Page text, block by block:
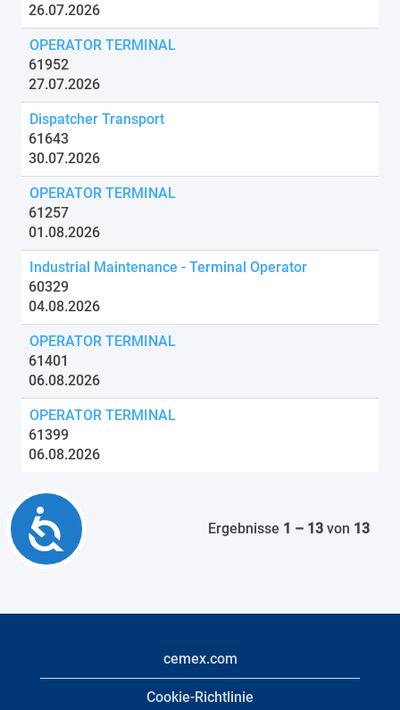
Accessibility
26.07.2026
OPERATOR TERMINAL
61952
27.07.2026
Dispatcher Transport
61643
30.07.2026
OPERATOR TERMINAL
61257
01.08.2026
Industrial Maintenance - Terminal Operator
60329
04.08.2026
OPERATOR TERMINAL
61401
06.08.2026
OPERATOR TERMINAL
61399
06.08.2026
Ergebnisse 1 – 13 von 13
cemex.com
Cookie-Richtlinie